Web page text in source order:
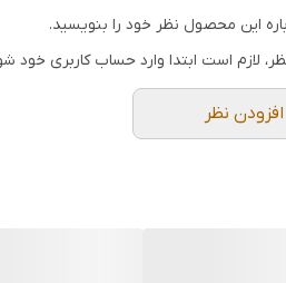
این محصول نظر خود را بنویسید.
لازم است ابتدا وارد حساب کاربری خود
افزودن نظر